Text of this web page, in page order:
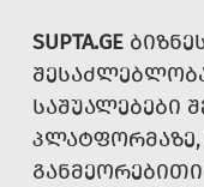
SUPTA.GE
ᲡᲐᲨᲣᲐᲚᲔᲑᲔᲑᲘ
ᲞᲚᲐᲢᲤᲝᲠᲛᲐᲖᲔ,